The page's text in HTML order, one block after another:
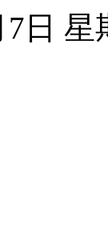
7日